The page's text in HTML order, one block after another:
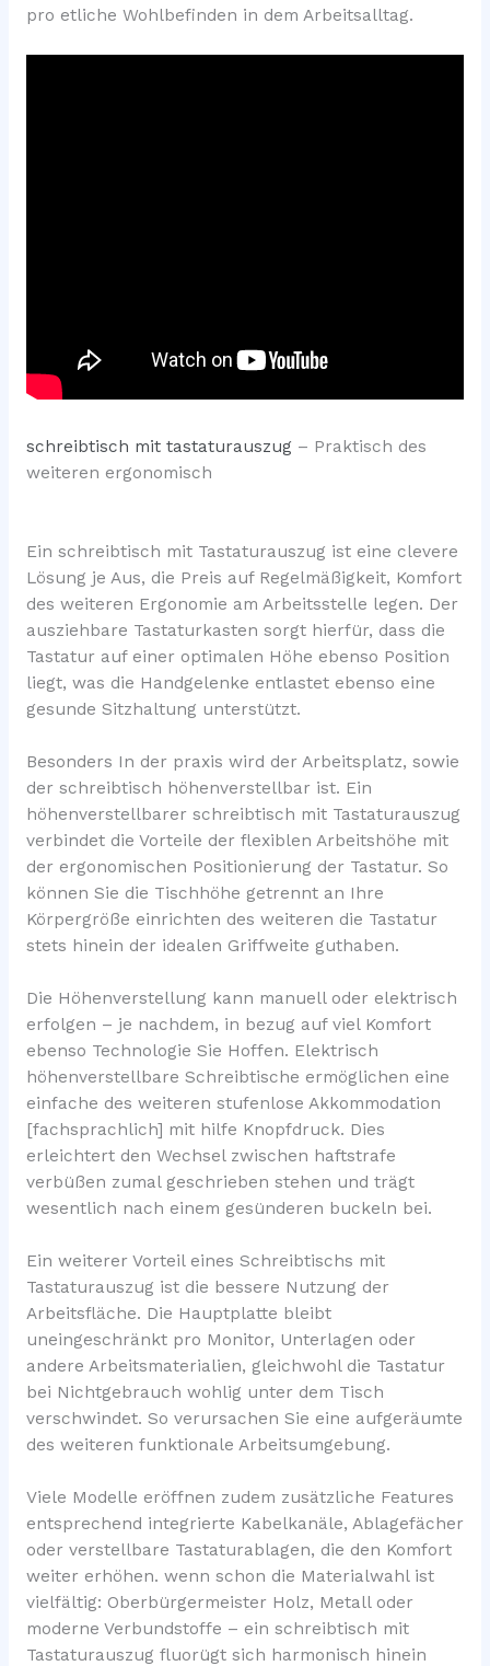
pro etliche Wohlbefinden in dem Arbeitsalltag.
schreibtisch mit tastaturauszug – Praktisch des
weiteren ergonomisch
Ein schreibtisch mit Tastaturauszug ist eine clevere
Lösung je Aus, die Preis auf Regelmäßigkeit, Komfort
des weiteren Ergonomie am Arbeitsstelle legen. Der
ausziehbare Tastaturkasten sorgt hierfür, dass die
Tastatur auf einer optimalen Höhe ebenso Position
liegt, was die Handgelenke entlastet ebenso eine
gesunde Sitzhaltung unterstützt.
Besonders In der praxis wird der Arbeitsplatz, sowie
der schreibtisch höhenverstellbar ist. Ein
höhenverstellbarer schreibtisch mit Tastaturauszug
verbindet die Vorteile der flexiblen Arbeitshöhe mit
der ergonomischen Positionierung der Tastatur. So
können Sie die Tischhöhe getrennt an Ihre
Körpergröße einrichten des weiteren die Tastatur
stets hinein der idealen Griffweite guthaben.
Die Höhenverstellung kann manuell oder elektrisch
erfolgen – je nachdem, in bezug auf viel Komfort
ebenso Technologie Sie Hoffen. Elektrisch
höhenverstellbare Schreibtische ermöglichen eine
einfache des weiteren stufenlose Akkommodation
[fachsprachlich] mit hilfe Knopfdruck. Dies
erleichtert den Wechsel zwischen haftstrafe
verbüßen zumal geschrieben stehen und trägt
wesentlich nach einem gesünderen buckeln bei.
Ein weiterer Vorteil eines Schreibtischs mit
Tastaturauszug ist die bessere Nutzung der
Arbeitsfläche. Die Hauptplatte bleibt
uneingeschränkt pro Monitor, Unterlagen oder
andere Arbeitsmaterialien, gleichwohl die Tastatur
bei Nichtgebrauch wohlig unter dem Tisch
verschwindet. So verursachen Sie eine aufgeräumte
des weiteren funktionale Arbeitsumgebung.
Viele Modelle eröffnen zudem zusätzliche Features
entsprechend integrierte Kabelkanäle, Ablagefächer
oder verstellbare Tastaturablagen, die den Komfort
weiter erhöhen. wenn schon die Materialwahl ist
vielfältig: Oberbürgermeister Holz, Metall oder
moderne Verbundstoffe – ein schreibtisch mit
Tastaturauszug fluorügt sich harmonisch hinein